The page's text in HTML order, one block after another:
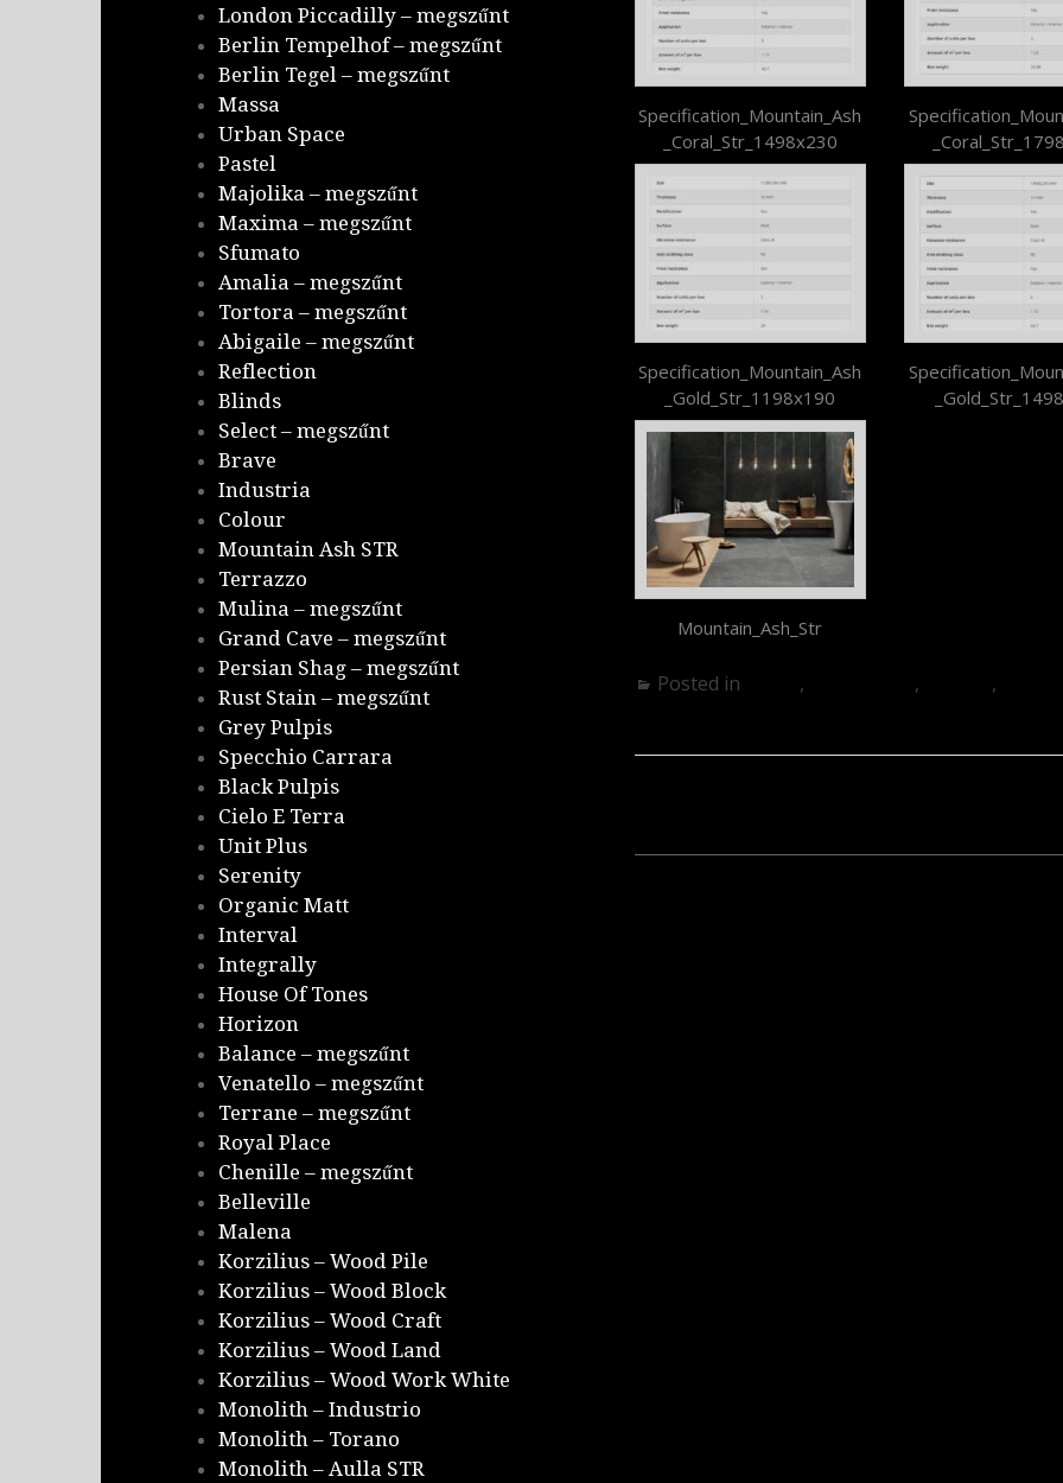
Specification_Mountain_Ash
_Coral_Str_1498x230
Specification_Mountain_Ash
_Gold_Str_1198x190
Mountain_Ash_Str
Posted in , , ,
London Piccadilly – megszűnt
Berlin Tempelhof – megszűnt
Berlin Tegel – megszűnt
Massa
Urban Space
Pastel
Majolika – megszűnt
Maxima – megszűnt
Sfumato
Amalia – megszűnt
Tortora – megszűnt
Abigaile – megszűnt
Reflection
Blinds
Select – megszűnt
Brave
Industria
Colour
Mountain Ash STR
Terrazzo
Mulina – megszűnt
Grand Cave – megszűnt
Persian Shag – megszűnt
Rust Stain – megszűnt
Grey Pulpis
Specchio Carrara
Black Pulpis
Cielo E Terra
Unit Plus
Serenity
Organic Matt
Interval
Integrally
House Of Tones
Horizon
Balance – megszűnt
Venatello – megszűnt
Terrane – megszűnt
Royal Place
Chenille – megszűnt
Belleville
Malena
Korzilius – Wood Pile
Korzilius – Wood Block
Korzilius – Wood Craft
Korzilius – Wood Land
Korzilius – Wood Work White
Monolith – Industrio
Monolith – Torano
Monolith – Aulla STR